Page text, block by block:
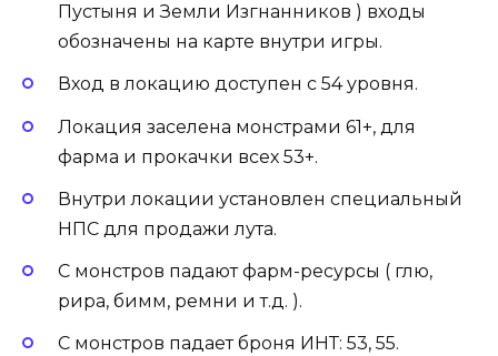
Пустыня и Земли Изгнанников ) входы
обозначены на карте внутри игры.
Вход в локацию доступен с 54 уровня.
Локация заселена монстрами 61+, для
фарма и прокачки всех 53+.
Внутри локации установлен специальный
НПС для продажи лута.
С монстров падают фарм-ресурсы ( глю,
рира, бимм, ремни и т.д. ).
С монстров падает броня ИНТ: 53, 55.